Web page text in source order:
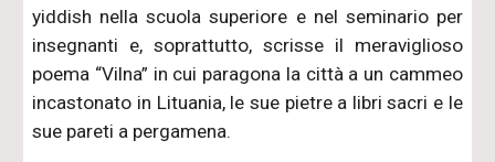
yiddish nella scuola superiore e nel seminario per
insegnanti e, soprattutto, scrisse il meraviglioso
poema “Vilna” in cui paragona la città a un cammeo
incastonato in Lituania, le sue pietre a libri sacri e le
sue pareti a pergamena.